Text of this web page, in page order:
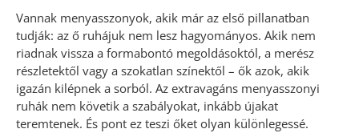
Vannak menyasszonyok, akik már az első pillanatban
tudják: az ő ruhájuk nem lesz hagyományos. Akik nem
riadnak vissza a formabontó megoldásoktól, a merész
részletektől vagy a szokatlan színektől – ők azok, akik
igazán kilépnek a sorból. Az extravagáns menyasszonyi
ruhák nem követik a szabályokat, inkább újakat
teremtenek. És pont ez teszi őket olyan különlegessé.